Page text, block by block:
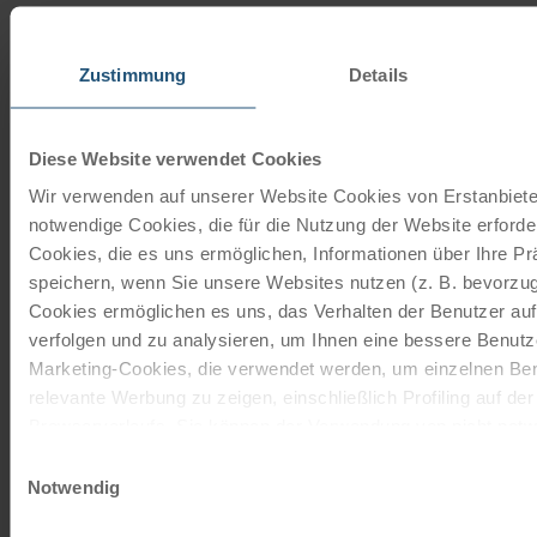
Zustimmung Details
Diese Website verwendet Cookies
Wir verwenden auf unserer Website Cookies von
notwendige Cookies, die für die Nutzung der Website
Cookies, die es uns ermöglichen, Informationen über Ihre
speichern, wenn Sie unsere Websites nutzen (z. B.
Cookies ermöglichen es uns, das Verhalten der Benutzer
verfolgen und zu analysieren, um Ihnen eine bessere
Marketing-Cookies, die verwendet werden, um einzelnen
relevante Werbung zu zeigen, einschließlich Profiling auf
entscheiden, nur notwendige Cookies zu verwenden, indem
Notwendig
Lade
Unsere Reisekataloge
Radkreuzfahrten
JETZT KOSTENFREI BESTELLEN
Schenken Sie unvergessliche
Momente!